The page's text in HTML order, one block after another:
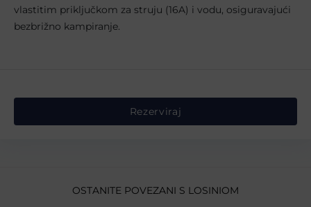
vlastitim priključkom za struju (16A) i vodu, osiguravajući
bezbrižno kampiranje.
Rezerviraj
OSTANITE POVEZANI S LOSINIOM